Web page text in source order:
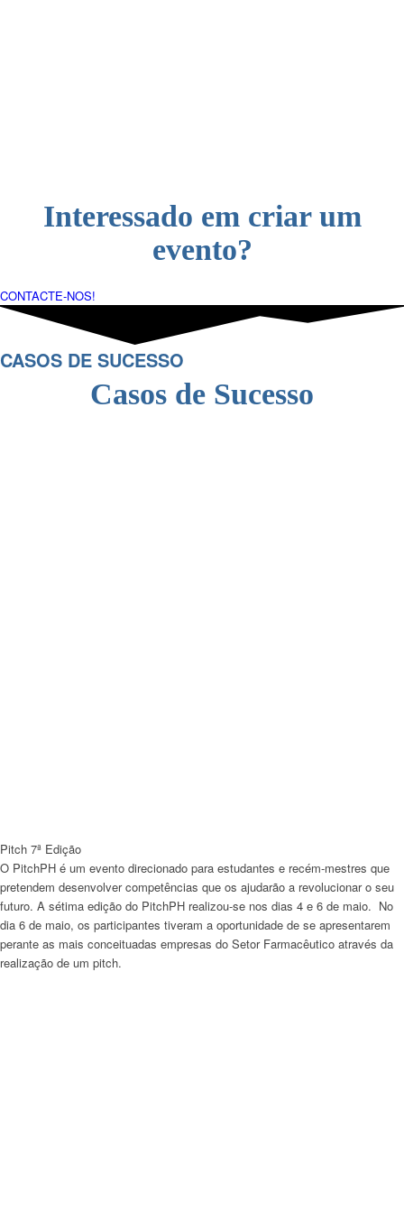
Interessado em criar um
evento?
CONTACTE-NOS!
CASOS DE SUCESSO
Casos de Sucesso
Pitch 7ª Edição
O PitchPH é um evento direcionado para estudantes e recém-mestres que
pretendem desenvolver competências que os ajudarão a revolucionar o seu
futuro. A sétima edição do PitchPH realizou-se nos dias 4 e 6 de maio. No
dia 6 de maio, os participantes tiveram a oportunidade de se apresentarem
perante as mais conceituadas empresas do Setor Farmacêutico através da
realização de um pitch.